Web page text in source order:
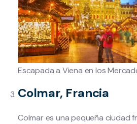
Escapada a Viena en los
Colmar, Francia
Colmar es una pequeña ciudad